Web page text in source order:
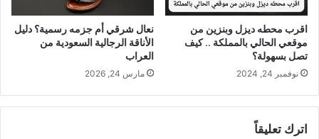
اقرب محطه ديزل وبنزين من
موقعي الحالي بالمملكة .. كيف
تصل بسهولة؟
نوفمبر 24, 2024
نعال شرقي أم جزمه رسمية؟ دليل
الأناقة الرجالية السعودية من
العراب
مارس 24, 2026
اترك تعليقاً